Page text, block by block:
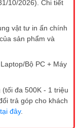
10/2026). Chi tiết
vật tư in ấn chính
sản phẩm và
Bộ PC + Máy
đa 500K - 1 triệu
trả góp cho khách
tại đây.